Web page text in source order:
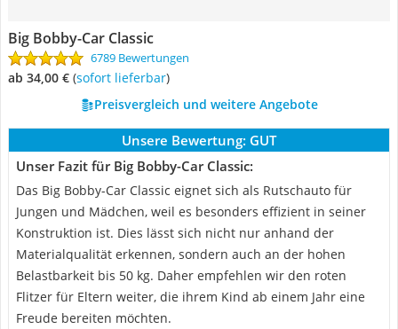
Big Bobby-Car Classic
6789 Bewertungen
ab 34,00 € ( Sofort lieferbar)
Preisvergleich und weitere Angebote
Unsere Bewertung: GUT
Unser Fazit für Big Bobby-Car Classic:
Das Big Bobby-Car Classic eignet sich als Rutschauto für
Jungen und Mädchen, weil es besonders effizient in seiner
Konstruktion ist. Dies lässt sich nicht nur anhand der
Materialqualität erkennen, sondern auch an der hohen
Belastbarkeit bis 50 kg. Daher empfehlen wir den roten
Flitzer für Eltern weiter, die ihrem Kind ab einem Jahr eine
Freude bereiten möchten.